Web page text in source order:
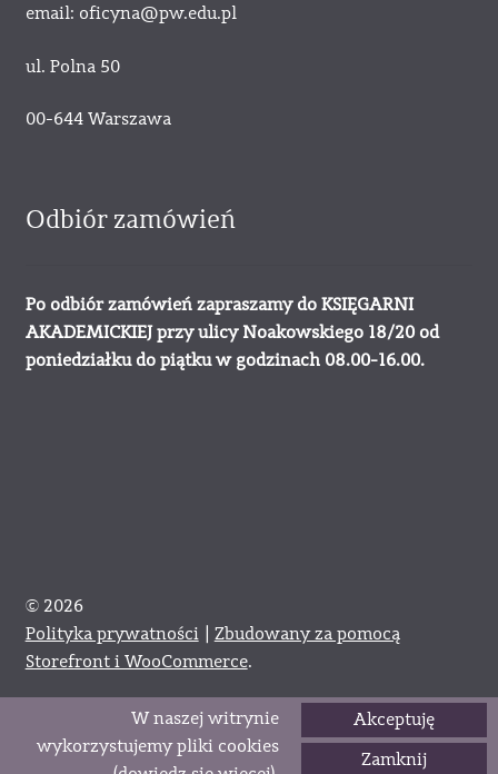
email: oficyna@pw.edu.pl
ul. Polna 50
00-644 Warszawa
Odbiór zamówień
Po odbiór zamówień zapraszamy do KSIĘGARNI
AKADEMICKIEJ przy ulicy Noakowskiego 18/20 od
poniedziałku do piątku w godzinach 08.00-16.00.
© 2026
Polityka prywatności
Zbudowany za pomocą
Storefront i WooCommerce.
0
W naszej witrynie
wykorzystujemy pliki cookies
Akceptuję
Zamknij